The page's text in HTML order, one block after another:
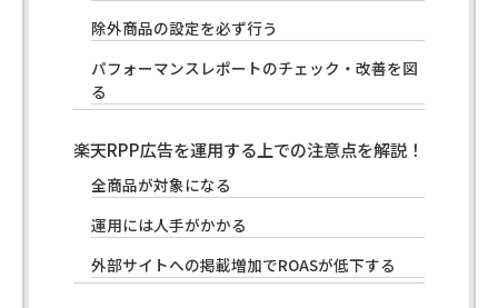
除外商品の設定を必ず行う
パフォーマンスレポートのチェック・改善を図
る
楽天RPP広告を運用する上での注意点を解説！
全商品が対象になる
運用には人手がかかる
外部サイトへの掲載増加でROASが低下する